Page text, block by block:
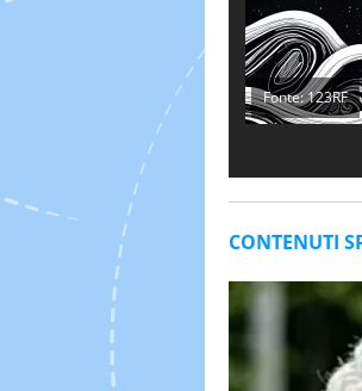
Fonte: 123RF